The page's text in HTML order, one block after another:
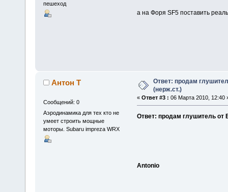
пешеход
а на Форя SF5 поставить
Антон Т
Сообщений: 0
Аэродинамика для тех кто не
умеет строить мощные
моторы. Subaru impreza WRX
Ответ: продам
(нерж.ст.)
« Ответ #3 : 06 Марта 2010, 12:40
Ответ: продам глушитель от
Antonio